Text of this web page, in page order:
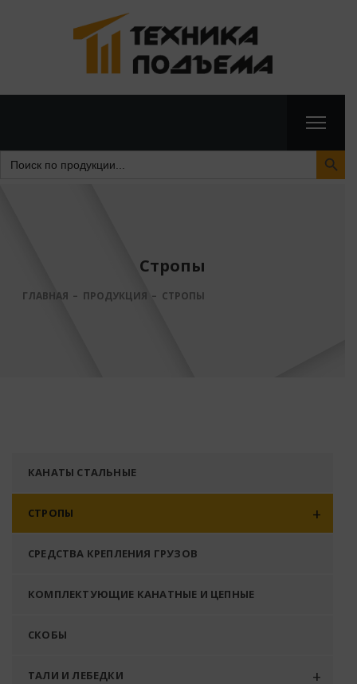
Search
for:
Search Button
Стропы
ГЛАВНАЯ ПРОДУКЦИЯ СТРОПЫ
КАНАТЫ СТАЛЬНЫЕ
СТРОПЫ
СРЕДСТВА КРЕПЛЕНИЯ ГРУЗОВ
КОМПЛЕКТУЮЩИЕ КАНАТНЫЕ И ЦЕПНЫЕ
СКОБЫ
ТАЛИ И ЛЕБЕДКИ